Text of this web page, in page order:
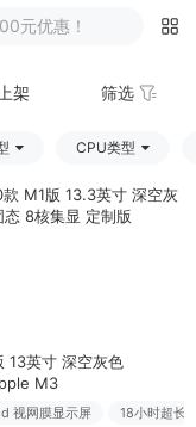
元优惠！
架 筛选
CPU类型
M1版 13.3英寸 深空灰
8核集显 定制版
13英寸 深空灰色
M3
视网膜显示屏 18小时超长